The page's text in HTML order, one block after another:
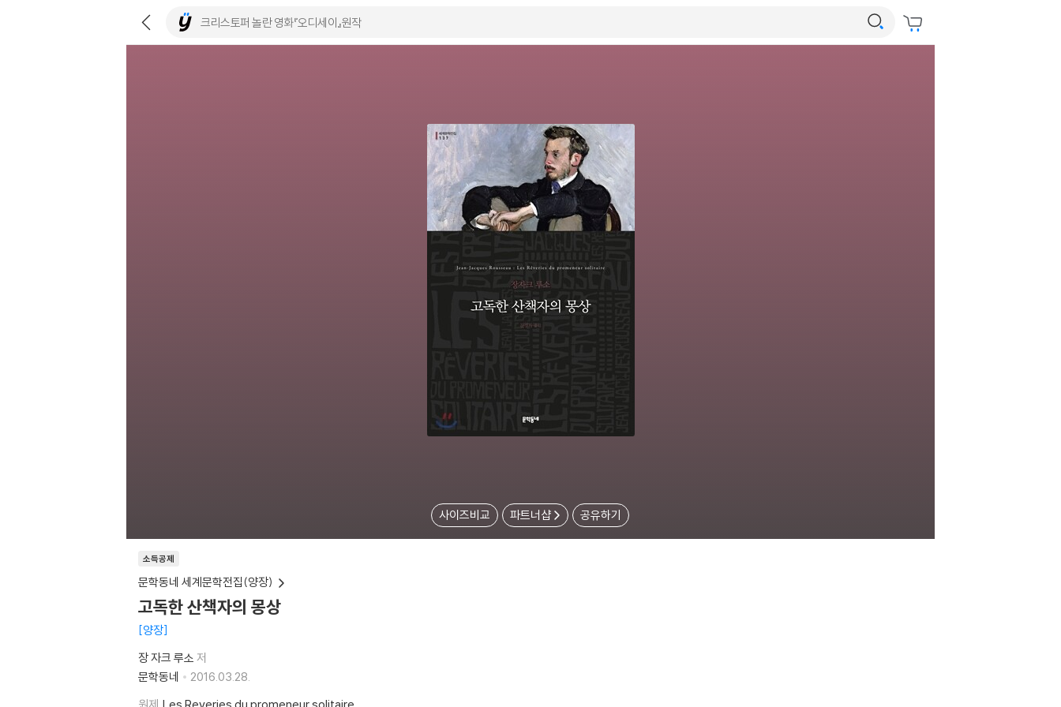
사이즈비교 파트너샵 공유하기
소득공제
문학동네 세계문학전집(양장)
고독한 산책자의 몽상
양장
장 자크 루소 저
문학동네
2016.03.28.